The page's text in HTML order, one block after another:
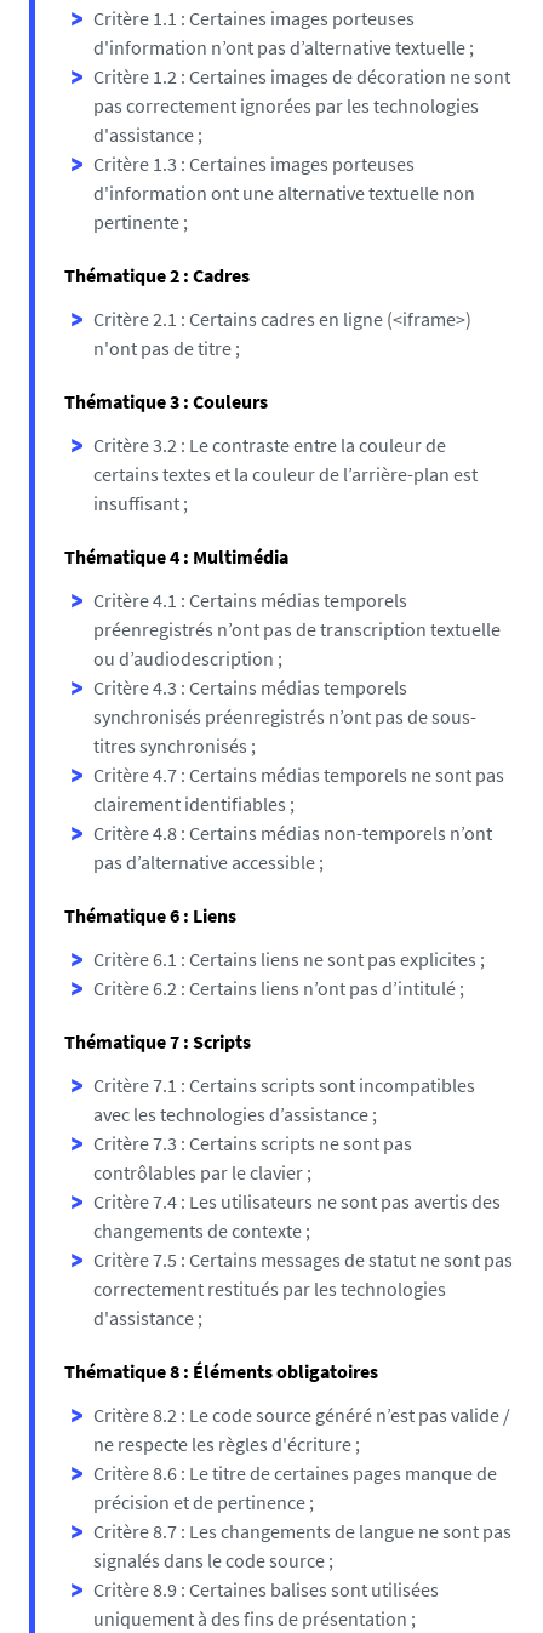
Critère 1.1 : Certaines images porteuses
d'information n’ont pas d’alternative textuelle ;
Critère 1.2 : Certaines images de décoration ne sont
pas correctement ignorées par les technologies
d'assistance ;
Critère 1.3 : Certaines images porteuses
d'information ont une alternative textuelle non
pertinente ;
Thématique 2 : Cadres
Critère 2.1 : Certains cadres en ligne (<iframe>)
n'ont pas de titre ;
Thématique 3 : Couleurs
Critère 3.2 : Le contraste entre la couleur de
certains textes et la couleur de l’arrière-plan est
insuffisant ;
Thématique 4 : Multimédia
Critère 4.1 : Certains médias temporels
préenregistrés n’ont pas de transcription textuelle
ou d’audiodescription ;
Critère 4.3 : Certains médias temporels
synchronisés préenregistrés n’ont pas de sous-
titres synchronisés ;
Critère 4.7 : Certains médias temporels ne sont pas
clairement identifiables ;
Critère 4.8 : Certains médias non-temporels n’ont
pas d’alternative accessible ;
Thématique 6 : Liens
Critère 6.1 : Certains liens ne sont pas explicites ;
Critère 6.2 : Certains liens n’ont pas d’intitulé ;
Thématique 7 : Scripts
Critère 7.1 : Certains scripts sont incompatibles
avec les technologies d’assistance ;
Critère 7.3 : Certains scripts ne sont pas
contrôlables par le clavier ;
Critère 7.4 : Les utilisateurs ne sont pas avertis des
changements de contexte ;
Critère 7.5 : Certains messages de statut ne sont pas
correctement restitués par les technologies
d'assistance ;
Thématique 8 : Éléments obligatoires
Critère 8.2 : Le code source généré n’est pas valide /
ne respecte les règles d'écriture ;
Critère 8.6 : Le titre de certaines pages manque de
précision et de pertinence ;
Critère 8.7 : Les changements de langue ne sont pas
signalés dans le code source ;
Critère 8.9 : Certaines balises sont utilisées
uniquement à des fins de présentation ;